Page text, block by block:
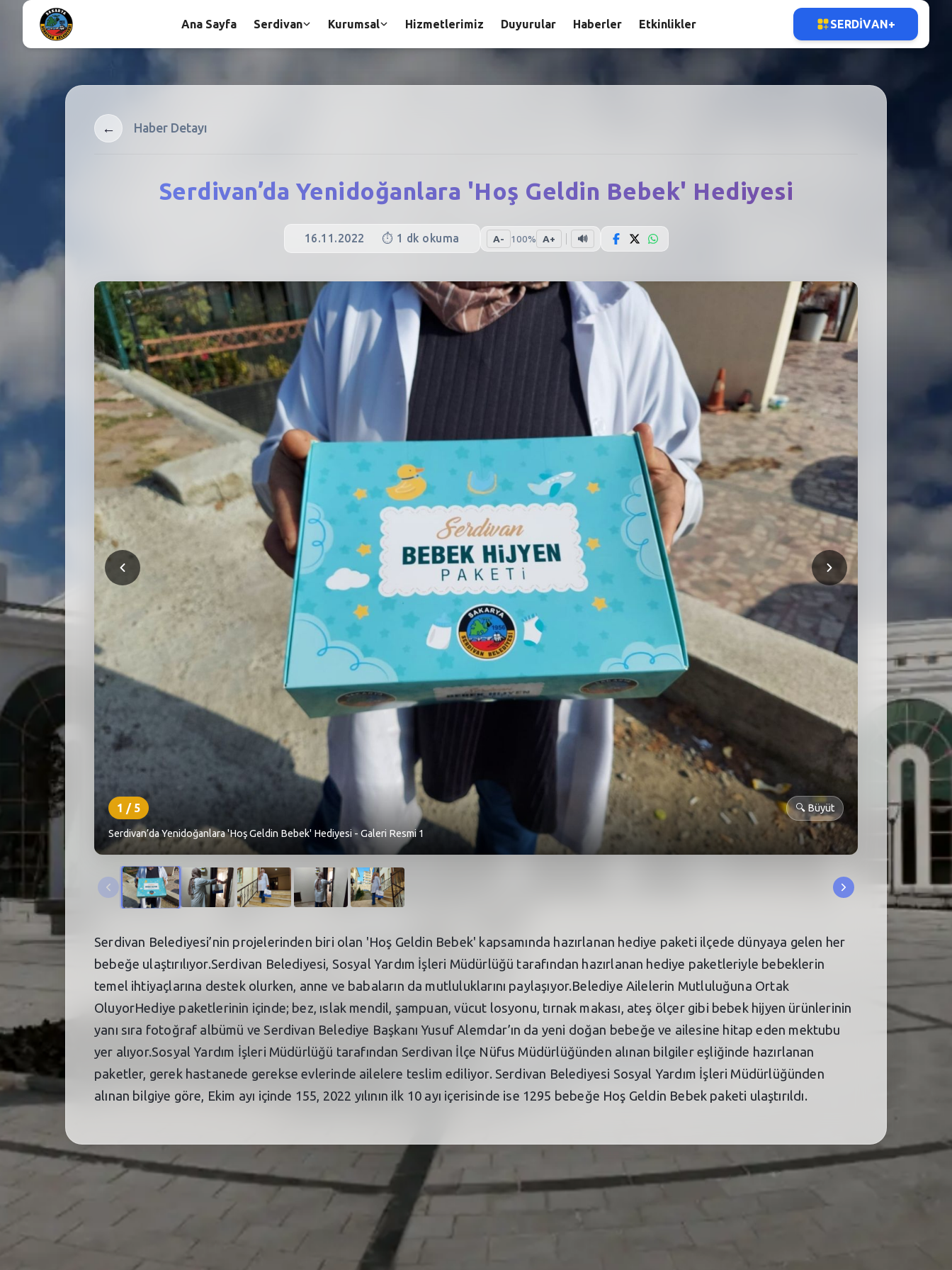
← Haber Detayı
Serdivan’da Yenidoğanlara 'Hoş Geldin Bebek' Hediyesi
16.11.2022 ⏱️ 1 dk okuma A- 100% A+ 🔊
1 / 5 🔍 Büyüt
Serdivan’da Yenidoğanlara 'Hoş Geldin Bebek' Hediyesi - Galeri Resmi 1
Serdivan Belediyesi’nin projelerinden biri olan 'Hoş Geldin Bebek' kapsamında hazırlanan hediye paketi ilçede dünyaya gelen her
bebeğe ulaştırılıyor.Serdivan Belediyesi, Sosyal Yardım İşleri Müdürlüğü tarafından hazırlanan hediye paketleriyle bebeklerin
temel ihtiyaçlarına destek olurken, anne ve babaların da mutluluklarını paylaşıyor.Belediye Ailelerin Mutluluğuna Ortak
OluyorHediye paketlerinin içinde; bez, ıslak mendil, şampuan, vücut losyonu, tırnak makası, ateş ölçer gibi bebek hijyen ürünlerinin
yanı sıra fotoğraf albümü ve Serdivan Belediye Başkanı Yusuf Alemdar’ın da yeni doğan bebeğe ve ailesine hitap eden mektubu
yer alıyor.Sosyal Yardım İşleri Müdürlüğü tarafından Serdivan İlçe Nüfus Müdürlüğünden alınan bilgiler eşliğinde hazırlanan
paketler, gerek hastanede gerekse evlerinde ailelere teslim ediliyor. Serdivan Belediyesi Sosyal Yardım İşleri Müdürlüğünden
alınan bilgiye göre, Ekim ayı içinde 155, 2022 yılının ilk 10 ayı içerisinde ise 1295 bebeğe Hoş Geldin Bebek paketi ulaştırıldı.
Ana Sayfa Serdivan Kurumsal Hizmetlerimiz Duyurular Haberler Etkinlikler SERDIVAN+